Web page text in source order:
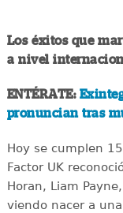
Los éxitos que
a nivel
ENTÉRATE:
pronuncian tras
Hoy se cumplen
Factor UK
Horan, Liam
viendo nacer a